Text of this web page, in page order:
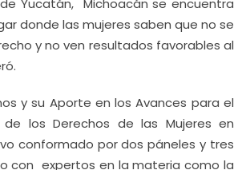
Yucatán, Michoacán se encuentra
donde las mujeres saben que no se
y no ven resultados favorables al
y su Aporte en los Avances para el
de los Derechos de las Mujeres en
conformado por dos páneles y tres
con expertos en la materia como la